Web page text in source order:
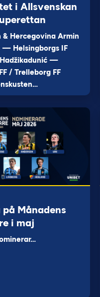
i Allsvenskan
& Hercegovina Armin
— Helsingborgs IF
—
/ Trelleborg FF
på Månadens
i maj